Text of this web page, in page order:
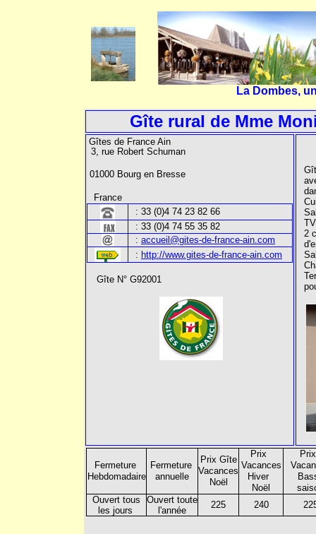
La Dombes,
Gîte rural de Mme
Gîtes de France Ain
3, rue Robert Schuman
01000 Bourg en Bresse
France
: 33 (0)4 74 23 82 66
: 33 (0)4 74 55 35 82
: accueil@gites-de-france-ain.com
: http://www.gites-de-france-ain.com
Gîte N° G92001
2
Fermeture
Hebdomadaire
Fermeture
annuelle
Prix Gîte
Vacances
Noël
Prix
Vacances
Hiver
Noël
Ouvert tous
les jours
Ouvert toute
l'année
225 240